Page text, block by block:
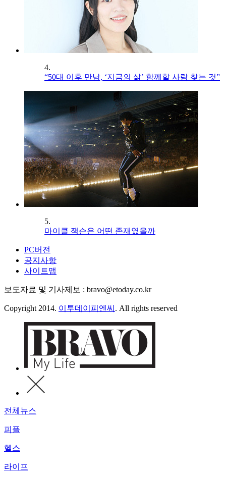
4.
“50대 이후 만남, ‘지금의 삶’ 함께할 사람 찾는 것”
5.
마이클 잭슨은 어떤 존재였을까
PC버전
공지사항
사이트맵
보도자료 및 기사제보 : bravo@etoday.co.kr
Copyright 2014. 이투데이피엔씨 . All rights reserved
전체뉴스
피플
헬스
라이프